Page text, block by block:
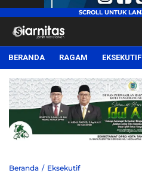
siarnitas
Jernih Menyiarkan
BERANDA RAGAM EKSEKUTIF
Beranda Eksekutif